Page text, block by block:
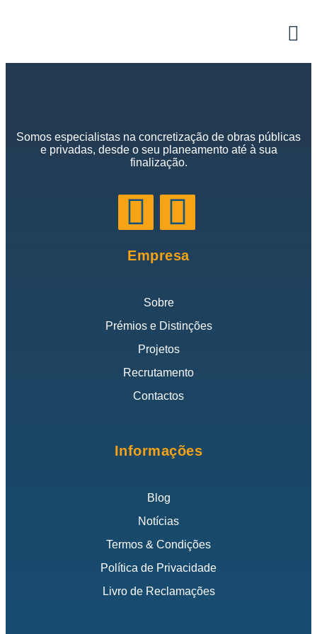
Somos especialistas na concretização de obras públicas
e privadas, desde o seu planeamento até à sua
finalização.
Empresa
Sobre
Prémios e Distinções
Projetos
Recrutamento
Contactos
Informações
Blog
Notícias
Termos & Condições
Política de Privacidade
Livro de Reclamações